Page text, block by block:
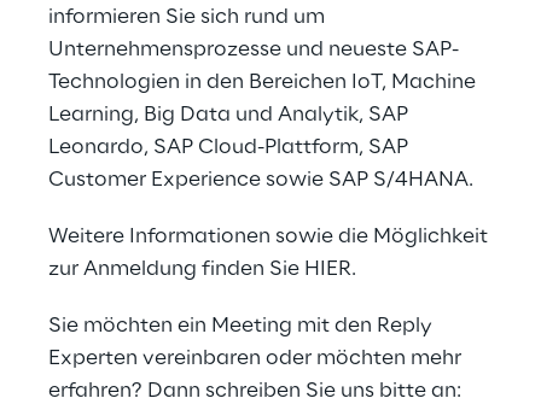
informieren Sie sich rund um
Unternehmensprozesse und neueste SAP-
Technologien in den Bereichen IoT, Machine
Learning, Big Data und Analytik, SAP
Leonardo, SAP Cloud-Plattform, SAP
Customer Experience sowie SAP S/4HANA.
Weitere Informationen sowie die Möglichkeit
zur Anmeldung finden Sie HIER.
Sie möchten ein Meeting mit den Reply
Experten vereinbaren oder möchten mehr
erfahren? Dann schreiben Sie uns bitte an: